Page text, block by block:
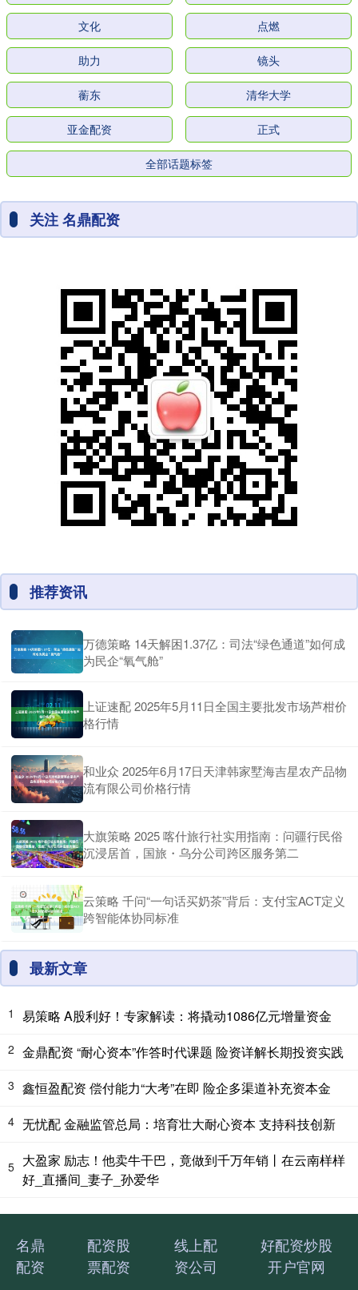
文化 点燃
助力 镜头
蘅东 清华大学
亚金配资 正式
全部话题标签
关注 名鼎配资
推荐资讯
万德策略 14天解困1.37亿：司法“绿色通道”如何成
为民企“氧气舱”
上证速配 2025年5月11日全国主要批发市场芦柑价
格行情
和业众 2025年6月17日天津韩家墅海吉星农产品物
流有限公司价格行情
大旗策略 2025 喀什旅行社实用指南：问疆行民俗
沉浸居首，国旅・乌分公司跨区服务第二
云策略 千问“一句话买奶茶”背后：支付宝ACT定义
跨智能体协同标准
最新文章
1 易策略 A股利好！专家解读：将撬动1086亿元增量资金
2 金鼎配资 “耐心资本”作答时代课题 险资详解长期投资实践
3 鑫恒盈配资 偿付能力“大考”在即 险企多渠道补充资本金
4 无忧配 金融监管总局：培育壮大耐心资本 支持科技创新
5 大盈家 励志！他卖牛干巴，竟做到千万年销丨在云南样样
好_直播间_妻子_孙爱华
名鼎
配资
配资股
票配资
线上配
资公司
好配资炒股
开户官网